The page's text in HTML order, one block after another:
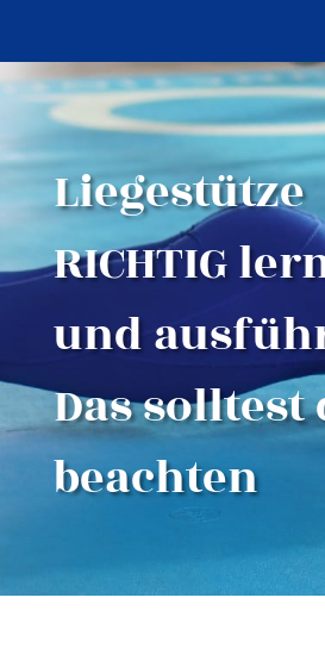
Liegestütze
RICHTIG
und
Das solltest
beachten